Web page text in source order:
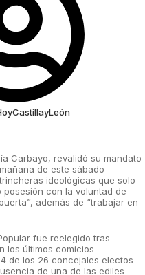
Carbayo, revalidó su mandato
de este sábado
ideológicas que solo
posesión con la voluntad de
además de “trabajar en
fue reelegido tras
los últimos comicios
de los 26 concejales electos
de una de las ediles